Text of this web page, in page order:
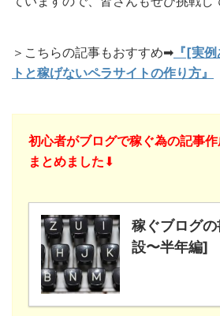
＞こちらの記事もおすすめ➡︎ 『[実
トと稼げないペラサイトの作り方』
初心者がブログで稼ぐ為の記事
まとめました ⬇︎
稼ぐブログ
設〜半年編]